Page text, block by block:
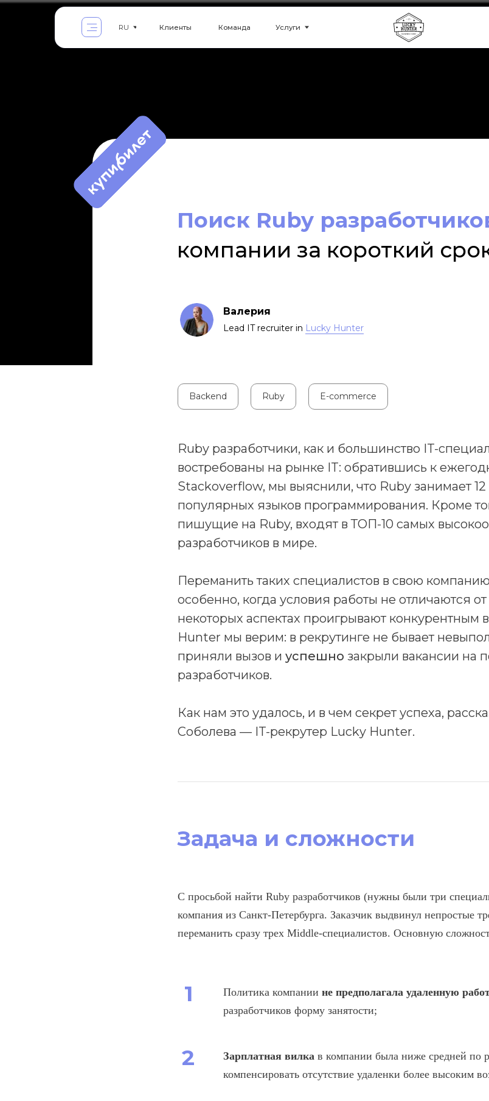
Команда
Клиенты
Валерия
Lead IT recruiter in Lucky Hunter
Поиск Ruby
компании за короткий
Backend Ruby E-commerce
Ruby разработчики, как и большинство IT-
востребованы на рынке IT: обратившись к
Stackoverflow, мы выяснили, что Ruby занимает 12
популярных языков программирования. Кроме
пишущие на Ruby, входят в ТОП-10 самых
разработчиков в мире.
Переманить таких специалистов в свою
особенно, когда условия работы не отличаются
некоторых аспектах проигрывают конкурентным
Hunter мы верим: в рекрутинге не бывает
приняли вызов и успешно закрыли вакансии на
разработчиков.
Как нам это удалось, и в чем секрет успеха,
Соболева — IT-рекрутер Lucky Hunter.
Задача и сложности
С просьбой найти Ruby разработчиков (нужны были три
компания из Санкт-Петербурга. Заказчик выдвинул непростые
переманить сразу трех Middle-специалистов. Основную
Политика компании не предполагала удаленную
разработчиков форму занятости;
Зарплатная вилка в компании была ниже средней по
компенсировать отсутствие удаленки более высоким